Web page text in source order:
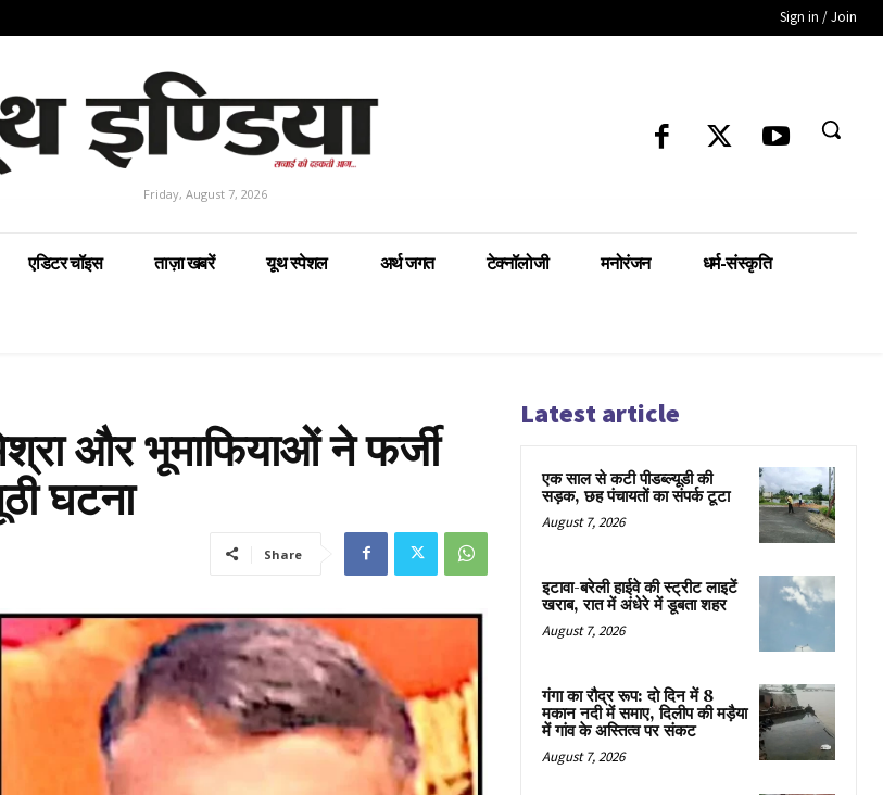
Sign in / Join
Friday, August 7, 2026
एडिटर चॉइस ताज़ा खबरें यूथ स्पेशल अर्थ जगत टेक्नॉलोजी मनोरंजन धर्म-संस्कृति
और भूमाफियाओं ने फर्जी
घटना
Share
Latest article
एक साल से कटी पीडब्ल्यूडी की
सड़क, छह पंचायतों का संपर्क टूटा
August 7, 2026
इटावा-बरेली हाईवे की स्ट्रीट लाइटें
खराब, रात में अंधेरे में डूबता शहर
August 7, 2026
गंगा का रौद्र रूप: दो दिन में 8
मकान नदी में समाए, दिलीप की मड़ैया
में गांव के अस्तित्व पर संकट
August 7, 2026